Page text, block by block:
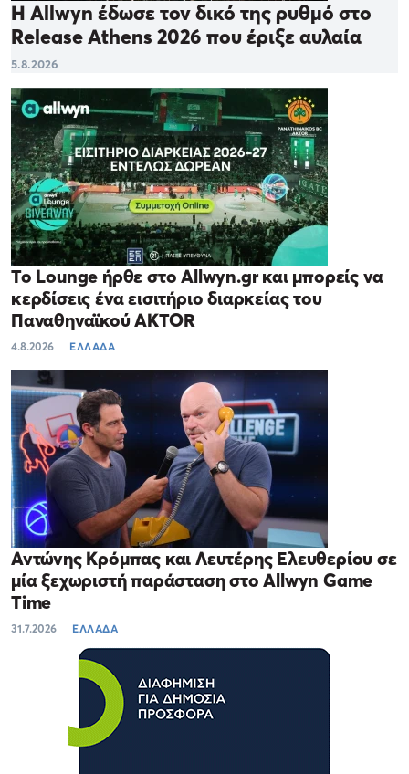
Η Allwyn έδωσε τον δικό της ρυθμό στο
Release Athens 2026 που έριξε αυλαία
5.8.2026
Το Lounge ήρθε στο Allwyn.gr και μπορείς να
κερδίσεις ένα εισιτήριο διαρκείας του
Παναθηναϊκού AKTOR
4.8.2026 ΕΛΛΑΔΑ
Αντώνης Κρόμπας και Λευτέρης Ελευθερίου σε
μία ξεχωριστή παράσταση στο Allwyn Game
Time
31.7.2026 ΕΛΛΑΔΑ